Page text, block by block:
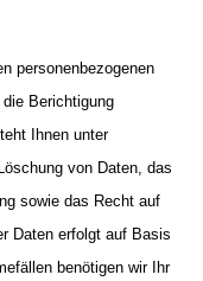
personenbezogenen
Berichtigung
Ihnen unter
von Daten, das
sowie das Recht auf
Daten erfolgt auf Basis
benötigen wir Ihr